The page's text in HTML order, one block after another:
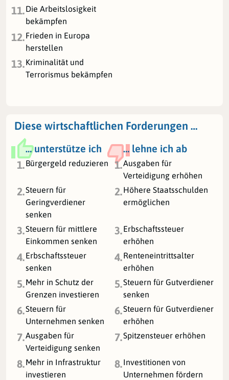
11.Die Arbeitslosigkeit
bekämpfen
12.Frieden in Europa
herstellen
13.Kriminalität und
Terrorismus bekämpfen
Diese wirtschaftlichen Forderungen …
… unterstütze ich
… lehne ich ab
1.Bürgergeld reduzieren 1.Ausgaben für
Verteidigung erhöhen
2.Steuern für
Geringverdiener
senken
2.Höhere Staatsschulden
ermöglichen
3.Steuern für mittlere
Einkommen senken
3.Erbschaftssteuer
erhöhen
4.Erbschaftssteuer
senken
4.Renteneintrittsalter
erhöhen
5.Mehr in Schutz der
Grenzen investieren
5.Steuern für Gutverdiener
senken
6.Steuern für
Unternehmen senken
6.Steuern für Gutverdiener
erhöhen
7.Ausgaben für
Verteidigung senken
7.Spitzensteuer erhöhen
8.Mehr in Infrastruktur
investieren
8.Investitionen von
Unternehmen fördern